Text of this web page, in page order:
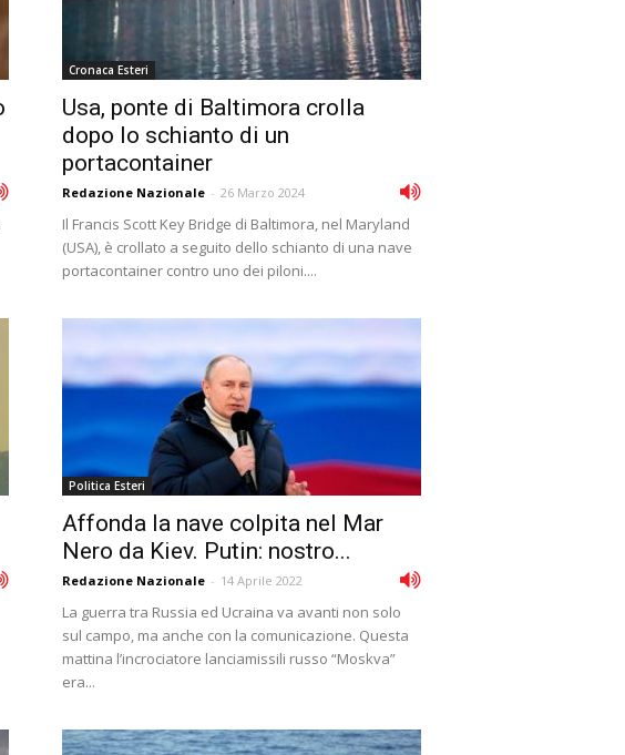
Cronaca Esteri
Usa, ponte di Baltimora crolla
dopo lo schianto di un
portacontainer
Redazione Nazionale - 26 Marzo 2024
Il Francis Scott Key Bridge di Baltimora, nel Maryland
(USA), è crollato a seguito dello schianto di una nave
portacontainer contro uno dei piloni....
Politica Esteri
Affonda la nave colpita nel Mar
Nero da Kiev. Putin: nostro...
Redazione Nazionale - 14 Aprile 2022
La guerra tra Russia ed Ucraina va avanti non solo
sul campo, ma anche con la comunicazione. Questa
mattina l’incrociatore lanciamissili russo “Moskva”
era...